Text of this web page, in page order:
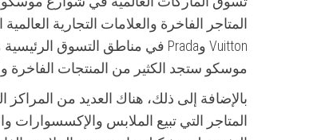
موسكو ستجد الكثير من المنتجات الفاخرة
بالإضافة إلى ذلك، هناك العديد من
المتاجر التي تبيع الملابس